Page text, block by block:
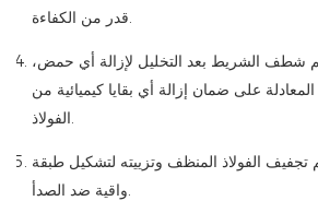
قدر من الكفاءة.
شطف الشريط بعد التخليل لإزالة أي حمض،
على ضمان إزالة أي بقايا كيميائية من
الفولاذ.
تجفيف الفولاذ المنظف وتزييته لتشكيل طبقة
واقية ضد الصدأ.